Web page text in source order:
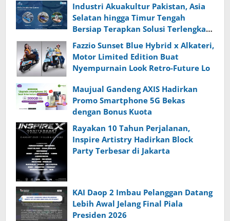
Industri Akuakultur Pakistan, Asia
Selatan hingga Timur Tengah
Bersiap Terapkan Solusi Terlengkap
dari Indonesia
Fazzio Sunset Blue Hybrid x Alkateri,
Motor Limited Edition Buat
Nyempurnain Look Retro-Future Lo
Maujual Gandeng AXIS Hadirkan
Promo Smartphone 5G Bekas
dengan Bonus Kuota
Rayakan 10 Tahun Perjalanan,
Inspire Artistry Hadirkan Block
Party Terbesar di Jakarta
KAI Daop 2 Imbau Pelanggan Datang
Lebih Awal Jelang Final Piala
Presiden 2026